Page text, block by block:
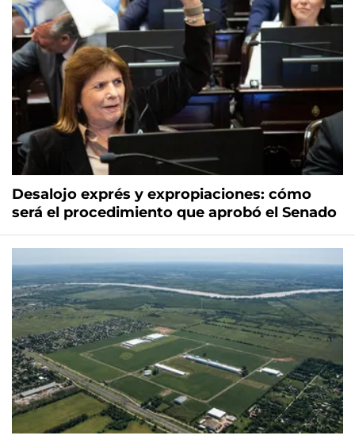
Desalojo exprés y expropiaciones: cómo
será el procedimiento que aprobó el Senado